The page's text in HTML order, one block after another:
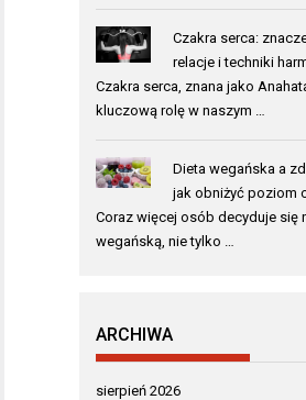
Czakra serca:
relacje i techniki
Czakra serca, znana jako
kluczową rolę w naszym …
Dieta wegańska a
jak obniżyć poziom
Coraz więcej osób decyduje się
wegańską, nie tylko …
ARCHIWA
sierpień 2026